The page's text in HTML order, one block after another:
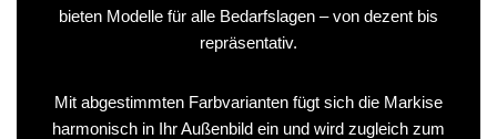
bieten Modelle für alle Bedarfslagen – von dezent bis
repräsentativ.
Mit abgestimmten Farbvarianten fügt sich die Markise
harmonisch in Ihr Außenbild ein und wird zugleich zum